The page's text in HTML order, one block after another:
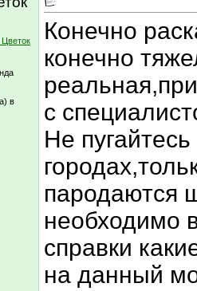
в
Конечно
конечно
с
Не
пародаются
необходимо
справки
на данный